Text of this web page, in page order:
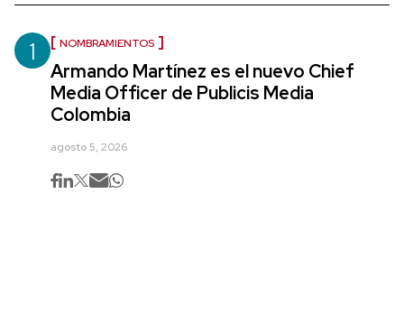
1 NOMBRAMIENTOS
Armando Martínez es el nuevo Chief
Media Officer de Publicis Media
Colombia
agosto 5, 2026